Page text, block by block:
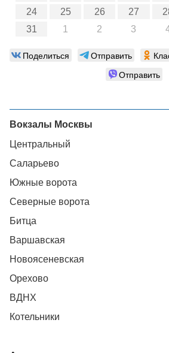
24
25 26 27
31
1 2 3
Поделиться Отправить
Отправить
Вокзалы Москвы
Центральный
Саларьево
Южные ворота
Северные ворота
Битца
Варшавская
Новоясеневская
Орехово
ВДНХ
Котельники